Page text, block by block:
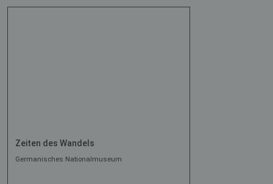
Zeiten des Wandels
Germanisches Nationalmuseum